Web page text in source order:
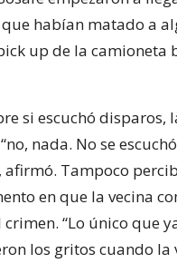
habían matado a
up de la camioneta
si escuchó disparos,
nada. No se
afirmó. Tampoco
en que la vecina
“Lo único que
los gritos cuando la